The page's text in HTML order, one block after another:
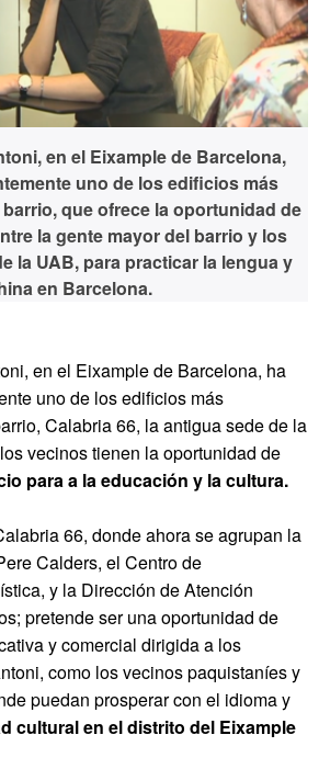
en el Eixample de Barcelona,
uno de los edificios más
que ofrece la oportunidad de
la gente mayor del barrio y los
la UAB, para practicar la lengua y
en Barcelona.
en el Eixample de Barcelona, ​​ha
uno de los edificios más
Calabria 66, la antigua sede de la
vecinos tienen la oportunidad de
para a la educación y la cultura.
66, donde ahora se agrupan la
Calders, el Centro de
y la Dirección de Atención
pretende ser una oportunidad de
y comercial dirigida a los
como los vecinos paquistaníes y
puedan prosperar con el idioma y
cultural en el distrito del Eixample